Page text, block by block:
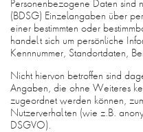
Personenbezogene Daten sind
(BDSG) Einzelangaben über
einer bestimmten oder
handelt sich um persönliche
Kennnummer, Standortdaten,
Nicht hiervon betroffen sind
Angaben, die ohne Weiteres
zugeordnet werden können,
Nutzerverhalten (wie z.B.
DSGVO).